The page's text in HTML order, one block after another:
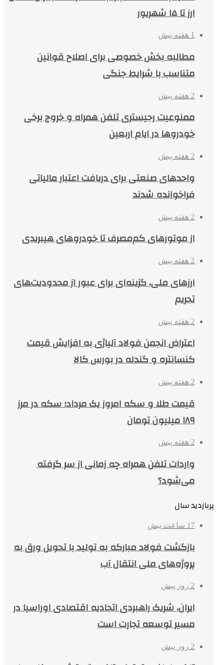
ارز تا ۱۵ شهریور
1 هفته پیش
مطالبه بخش خصوصی برای اصلاح قوانین
متناسب با شرایط جنگی
2 هفته پیش
ممنوعیت رجیستری تلفن همراه و خروج برخی
خودروها در ایام اربعین
2 هفته پیش
واحدهای صنعتی برای دریافت اعتبار مالیاتی
فراخوانده شدند
2 هفته پیش
از موتورهای کم‌مصرف تا خودروهای هیبریدی
2 هفته پیش
ارزهای ملی، گزینه‌ای برای عبور از محدودیت‌های
تحریم
2 هفته پیش
اعتراض انجمن فولاد آلیاژی به افزایش قیمت
کنسانتره و گندله در بورس کالا
2 هفته پیش
قیمت طلا و سکه امروز یک مرداد؛ سکه در مرز
۱۸۹ میلیون تومان
2 هفته پیش
واردات تلفن همراه چه زمانی از سر گرفته
می‌شود؟
پربازدید سال
17 ساعت پیش
بازگشت فولاد مبارکه به تولید با تحویل ورق به
پروژه‌های ملی انتقال آب
2 روز پیش
ایران، شریک راهبردی اتحادیه اقتصادی اوراسیا در
مسیر توسعه تجارت است
2 روز پیش